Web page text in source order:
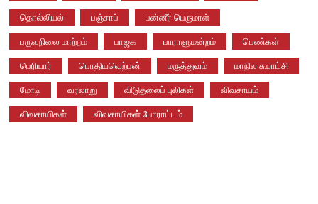
தொல்லியல் பஞ்சாப் பன்னீர் பெருமாள்
பருவநிலை மாற்றம் பாஜக பாராளுமன்றம் பெண்கள்
பெரியார் பொதியவெற்பன் மருத்துவம் மாநில சுயாட்சி
மோடி வரலாறு விடுதலைப் புலிகள் விவசாயம்
விவசாயிகள் விவசாயிகள் போராட்டம்